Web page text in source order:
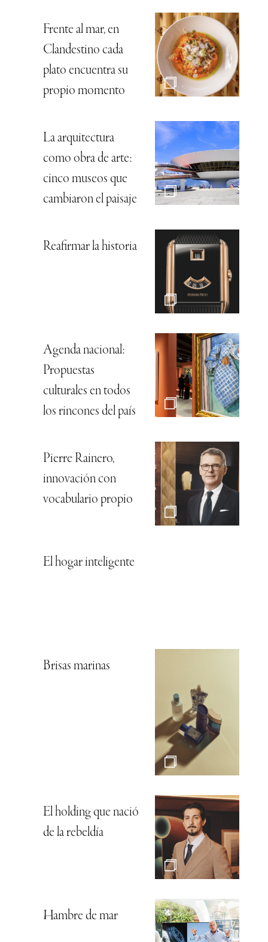
Frente al mar, en
Clandestino cada
plato encuentra su
propio momento
La arquitectura
como obra de arte:
cinco museos que
cambiaron el paisaje
Reafirmar la historia
Agenda nacional:
Propuestas
culturales en todos
los rincones del país
Pierre Rainero,
innovación con
vocabulario propio
El hogar inteligente
Brisas marinas
El holding que nació
de la rebeldía
Hambre de mar